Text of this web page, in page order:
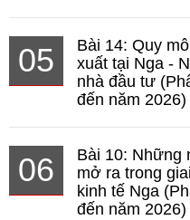
05
Bài 14: Quy
xuất tại Nga -
nhà đầu tư
đến năm 2026)
06
Bài 10: Những
mở ra trong
kinh tế Nga
đến năm 2026)